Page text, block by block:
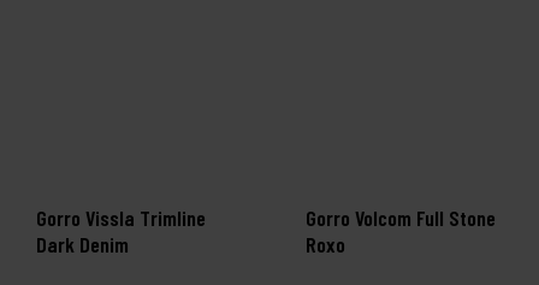
Gorro Vissla Trimline
Dark Denim
Gorro Volcom Full Stone
Roxo